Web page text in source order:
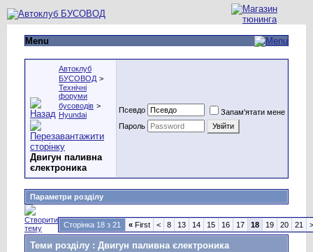
Menu
Автоклуб
БУСОВОД >
Технічні
форуми
бусоводів >
Hyundai
Двигун паливна
єлектроника
Псевдо
Запам'ятати мене
Пароль
Параметри розділу
Сторінка 18 з 21 « First < 8 13 14 15 16 17 18 19 20 21 >
Теми розділу : Двигун паливна єлектроника